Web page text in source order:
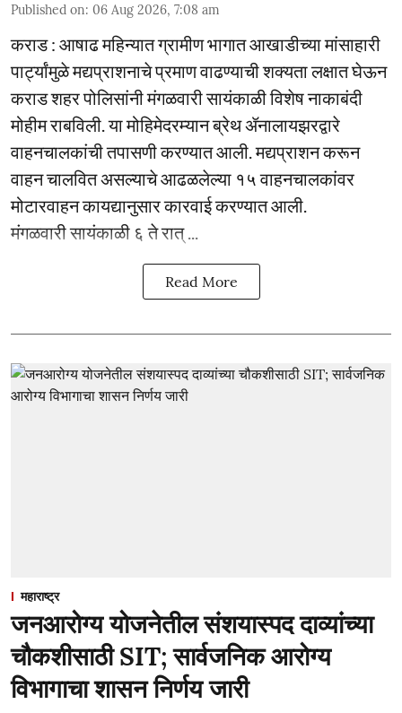
Published on: 06 Aug 2026, 7:08 am
कराड : आषाढ महिन्यात ग्रामीण भागात आखाडीच्या मांसाहारी
पार्ट्यांमुळे मद्यप्राशनाचे प्रमाण वाढण्याची शक्यता लक्षात घेऊन
कराड शहर पोलिसांनी मंगळवारी सायंकाळी विशेष नाकाबंदी
मोहीम राबविली. या मोहिमेदरम्यान ब्रेथ ॲनालायझरद्वारे
वाहनचालकांची तपासणी करण्यात आली. मद्यप्राशन करून
वाहन चालवित असल्याचे आढळलेल्या १५ वाहनचालकांवर
मोटारवाहन कायद्यानुसार कारवाई करण्यात आली.
मंगळवारी सायंकाळी ६ ते रात् ...
Read More
महाराष्ट्र
जनआरोग्य योजनेतील संशयास्पद दाव्यांच्या
चौकशीसाठी SIT; सार्वजनिक आरोग्य
विभागाचा शासन निर्णय जारी